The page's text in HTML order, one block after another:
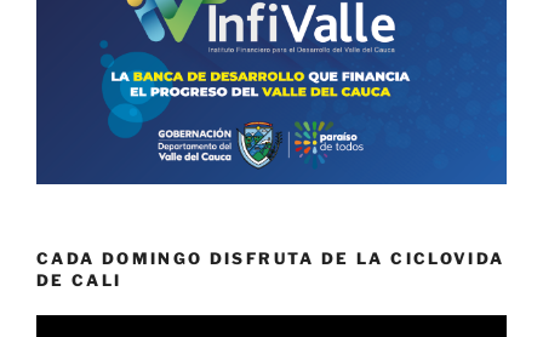
CADA DOMINGO DISFRUTA DE LA CICLOVIDA
DE CALI